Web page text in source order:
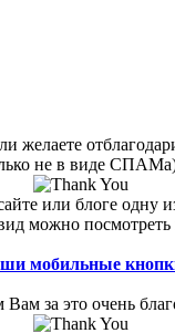
не в виде
или блоге одну
можно посмотреть
мобильные
за это очень